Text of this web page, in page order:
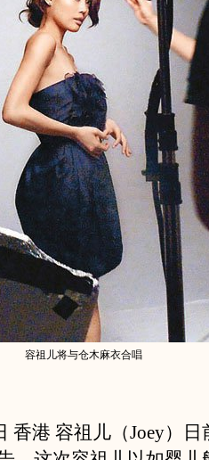
容祖儿将与仓木麻衣合唱
港 容祖儿（Joey）日